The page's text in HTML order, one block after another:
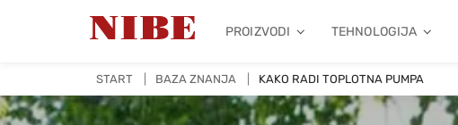
PROIZVODI TEHNOLOGIJA
START BAZA ZNANJA KAKO RADI TOPLOTNA PUMPA